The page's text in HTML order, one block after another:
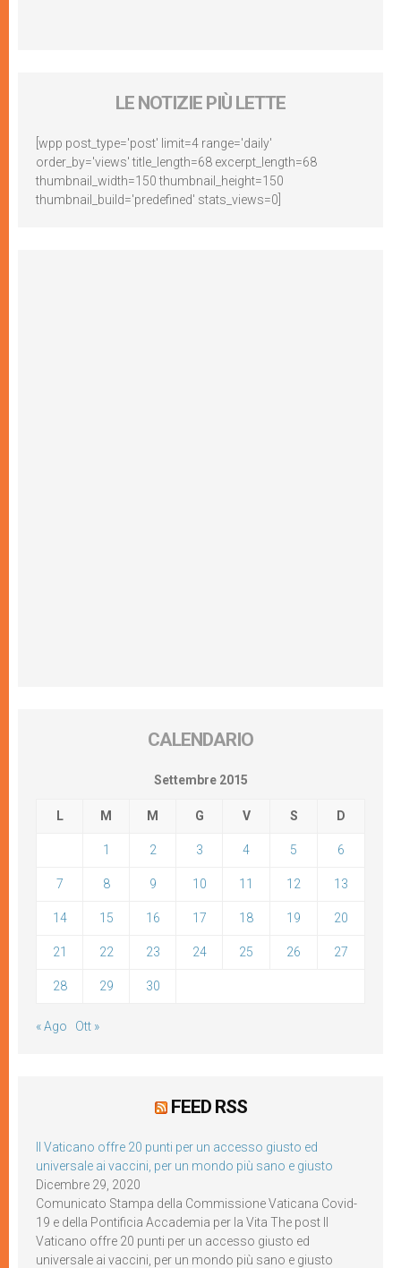
LE NOTIZIE PIÙ LETTE
[wpp post_type='post' limit=4 range='daily'
order_by='views' title_length=68 excerpt_length=68
thumbnail_width=150 thumbnail_height=150
thumbnail_build='predefined' stats_views=0]
CALENDARIO
Settembre 2015
L M M G V S D
1 2 3 4 5 6
7 8 9 10 11 12 13
14 15 16 17 18 19 20
21 22 23 24 25 26 27
28 29 30
« Ago Ott »
FEED RSS
Il Vaticano offre 20 punti per un accesso giusto ed
universale ai vaccini, per un mondo più sano e giusto
Dicembre 29, 2020
Comunicato Stampa della Commissione Vaticana Covid-
19 e della Pontificia Accademia per la Vita The post Il
Vaticano offre 20 punti per un accesso giusto ed
universale ai vaccini, per un mondo più sano e giusto